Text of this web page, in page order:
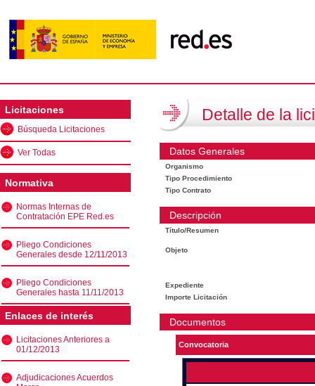
Licitaciones
Búsqueda Licitaciones
Ver Todas
Normativa
Normas Internas de
Contratación EPE Red.es
Pliego Condiciones
Generales desde 12/11/2013
Pliego Condiciones
Generales hasta 11/11/2013
Enlaces de interés
Licitaciones Anteriores a
01/12/2013
Adjudicaciones Acuerdos
Detalle de la
Datos Generales
Organismo
Tipo Procedimiento
Tipo Contrato
Descripción
Título/Resumen
Objeto
Expediente
Importe Licitación
Documentos
Convocatoria